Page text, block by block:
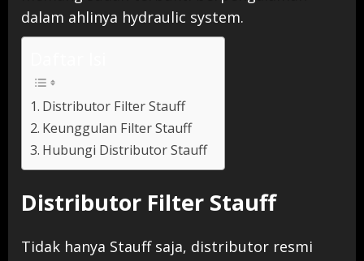
dalam ahlinya hydraulic system.
Distributor Filter Stauff
Keunggulan Filter Stauff
Hubungi Distributor Stauff
Distributor Filter Stauff
Tidak hanya Stauff saja, distributor resmi